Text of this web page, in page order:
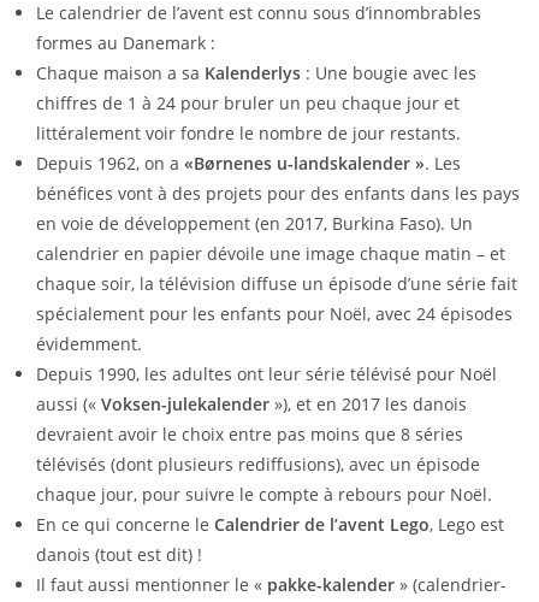
Le calendrier de l’avent est connu sous d’innombrables
formes au Danemark :
Chaque maison a sa Kalenderlys : Une bougie avec les
chiffres de 1 à 24 pour bruler un peu chaque jour et
littéralement voir fondre le nombre de jour restants.
Depuis 1962, on a «Børnenes u-landskalender ». Les
bénéfices vont à des projets pour des enfants dans les pays
en voie de développement (en 2017, Burkina Faso). Un
calendrier en papier dévoile une image chaque matin – et
chaque soir, la télévision diffuse un épisode d’une série fait
spécialement pour les enfants pour Noël, avec 24 épisodes
évidemment.
Depuis 1990, les adultes ont leur série télévisé pour Noël
aussi (« Voksen-julekalender »), et en 2017 les danois
devraient avoir le choix entre pas moins que 8 séries
télévisés (dont plusieurs rediffusions), avec un épisode
chaque jour, pour suivre le compte à rebours pour Noël.
En ce qui concerne le Calendrier de l’avent Lego, Lego est
danois (tout est dit) !
Il faut aussi mentionner le « pakke-kalender » (calendrier-